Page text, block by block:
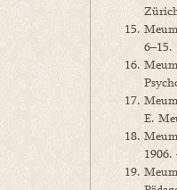
6–15.
E.